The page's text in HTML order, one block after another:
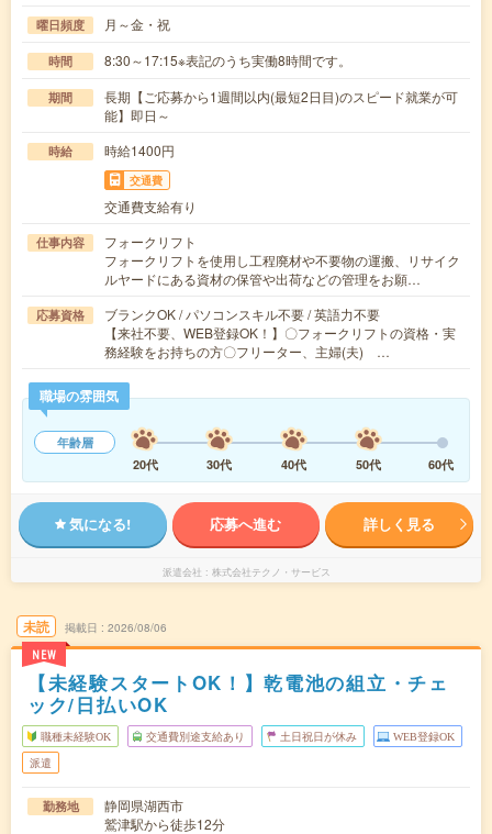
曜日頻度 月～金・祝
時間 8:30～17:15※表記のうち実働8時間です。
期間
長期【ご応募から1週間以内(最短2日目)のスピード就業が可
能】即日～
時給 時給1400円
交通費
交通費支給有り
仕事内容
フォークリフト
フォークリフトを使用し工程廃材や不要物の運搬、リサイク
ルヤードにある資材の保管や出荷などの管理をお願…
応募資格
ブランクOK / パソコンスキル不要 / 英語力不要
【来社不要、WEB登録OK！】〇フォークリフトの資格・実
務経験をお持ちの方〇フリーター、主婦(夫) …
職場の雰囲気
年齢層
20代
30代 40代 50代 60代
気になる! 応募へ進む 詳しく見る
派遣会社 株式会社テクノ・サービス
未読
NEW
掲載日 2026/08/06
【未経験スタートOK！】乾電池の組立・チェ
ック/日払いOK
職種未経験OK 交通費別途支給あり 土日祝日が休み WEB登録OK
派遣
勤務地
静岡県湖西市
鷲津駅から徒歩12分